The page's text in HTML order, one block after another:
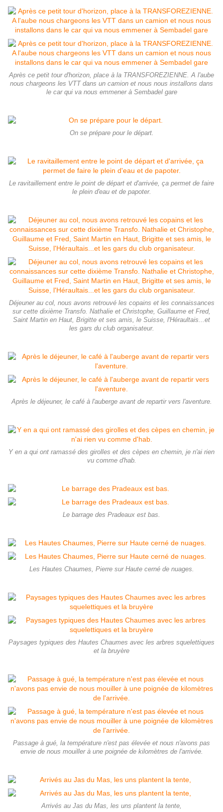
Après ce petit tour d'horizon, place à la TRANSFOREZIENNE. A l'aube
nous chargeons les VTT dans un camion et nous nous installons dans
le car qui va nous emmener à Sembadel gare
On se prépare pour le départ.
Le ravitaillement entre le point de départ et d'arrivée, ça permet de faire
le plein d'eau et de papoter.
Déjeuner au col, nous avons retrouvé les copains et les connaissances
sur cette dixième Transfo. Nathalie et Christophe, Guillaume et Fred,
Saint Martin en Haut, Brigitte et ses amis, le Suisse, l'Héraultais...et
les gars du club organisateur.
Après le déjeuner, le café à l'auberge avant de repartir vers l'aventure.
Y en a qui ont ramassé des girolles et des cèpes en chemin, je n'ai rien
vu comme d'hab.
Le barrage des Pradeaux est bas.
Les Hautes Chaumes, Pierre sur Haute cerné de nuages.
Paysages typiques des Hautes Chaumes avec les arbres squelettiques
et la bruyère
Passage à gué, la température n'est pas élevée et nous n'avons pas
envie de nous mouiller à une poignée de kilomètres de l'arrivée.
Arrivés au Jas du Mas, les uns plantent la tente,